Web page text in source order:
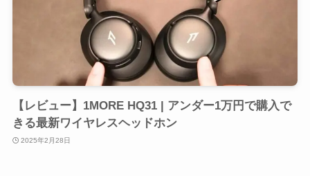
【レビュー】1MORE HQ31 | アンダー1万円で購入で
きる最新ワイヤレスヘッドホン
2025年2月28日